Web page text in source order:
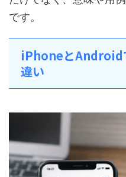
です。
iPhoneとAndroid
違い